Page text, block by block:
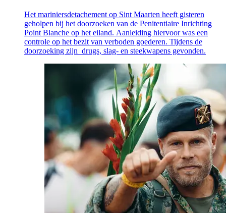
Het mariniersdetachement op Sint Maarten heeft gisteren
geholpen bij het doorzoeken van de Penitentiaire Inrichting
Point Blanche op het eiland. Aanleiding hiervoor was een
controle op het bezit van verboden goederen. Tijdens de
doorzoeking zijn drugs, slag- en steekwapens gevonden.